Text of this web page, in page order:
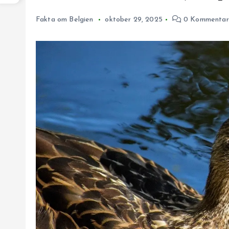
Fakta om Belgien oktober 29, 2025 0